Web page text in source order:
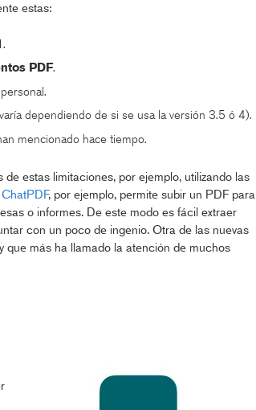
estas:
.
PDF.
dependiendo de si se usa la versión 3.5 ó 4).
mencionado hace tiempo.
estas limitaciones, por ejemplo, utilizando las
ChatPDF, por ejemplo, permite subir un PDF para
o informes. De este modo es fácil extraer
con un poco de ingenio. Otra de las nuevas
más ha llamado la atención de muchos